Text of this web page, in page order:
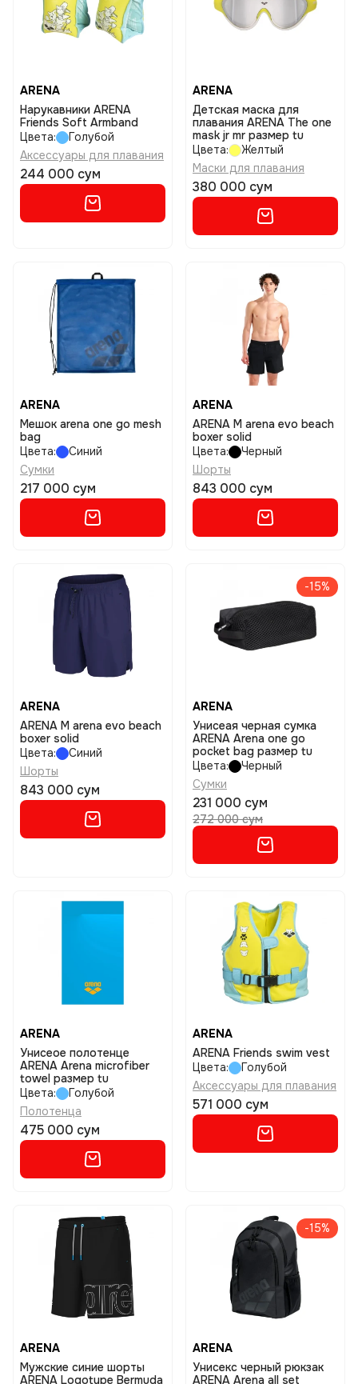
ARENA
Нарукавники ARENA
Friends Soft Armband
Цвета:
Голубой
Аксессуары для плавания
244 000 сум
ARENA
Детская маска для
плавания ARENA The one
mask jr mr размер tu
Цвета:
Желтый
Маски для плавания
380 000 сум
ARENA
Мешок arena one go mesh
bag
Цвета:
Синий
Сумки
217 000 сум
ARENA
ARENA M arena evo beach
boxer solid
Цвета:
Черный
Шорты
843 000 сум
ARENA
ARENA M arena evo beach
boxer solid
Цвета:
Синий
Шорты
843 000 сум
-15%
ARENA
Унисеая черная сумка
ARENA Arena one go
pocket bag размер tu
Цвета:
Черный
Сумки
231 000 сум
272 000 сум
ARENA
Унисеое полотенце
ARENA Arena microfiber
towel размер tu
Цвета:
Голубой
Полотенца
475 000 сум
ARENA
ARENA Friends swim vest
Цвета:
Голубой
Аксессуары для плавания
571 000 сум
ARENA
Мужские синие шорты
ARENA Logotype Bermuda
-15%
ARENA
Унисекс черный рюкзак
ARENA Arena all set